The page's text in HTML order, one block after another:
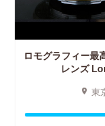
ロモグラフィー最
レンズ
東